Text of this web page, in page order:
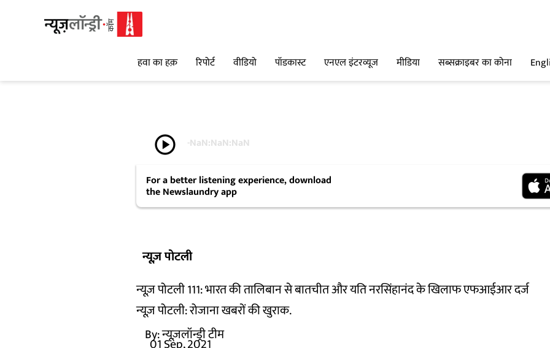
हवा का हक़ रिपोर्ट वीडियो पॉडकास्ट एनएल इंटरव्यूज मीडिया सब्सक्राइबर का कोना
play_circle -NaN:NaN:NaN
For a better listening experience, download
the Newslaundry app
न्यूज़ पोटली
न्यूज़ पोटली 111: भारत की तालिबान से बातचीत और यति नरसिंहानंद के खिलाफ एफआईआर दर्ज
न्यूज़ पोटली: रोजाना खबरों की खुराक.
By:न्यूज़लॉन्ड्री टीम